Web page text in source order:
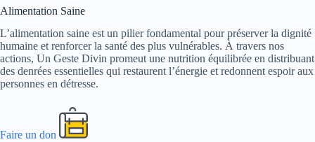
Alimentation Saine
L’alimentation saine est un pilier fondamental pour préserver la dignité
humaine et renforcer la santé des plus vulnérables. À travers nos
actions, Un Geste Divin promeut une nutrition équilibrée en distribuant
des denrées essentielles qui restaurent l’énergie et redonnent espoir aux
personnes en détresse.
Faire un don